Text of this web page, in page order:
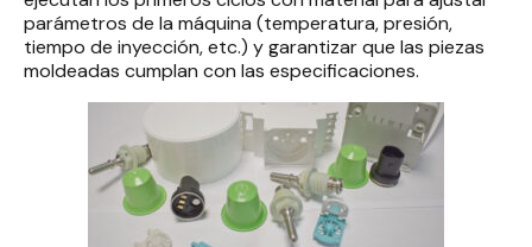
parámetros de la máquina (temperatura, presión,
tiempo de inyección, etc.) y garantizar que las piezas
moldeadas cumplan con las especificaciones.